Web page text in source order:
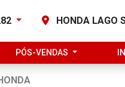
HONDA LAGO
PÓS-VENDAS